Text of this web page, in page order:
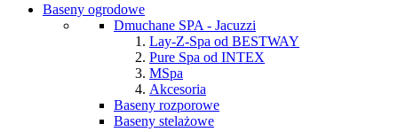
Baseny ogrodowe
Dmuchane SPA - Jacuzzi
Lay-Z-Spa od BESTWAY
Pure Spa od INTEX
MSpa
Akcesoria
Baseny rozporowe
Baseny stelażowe